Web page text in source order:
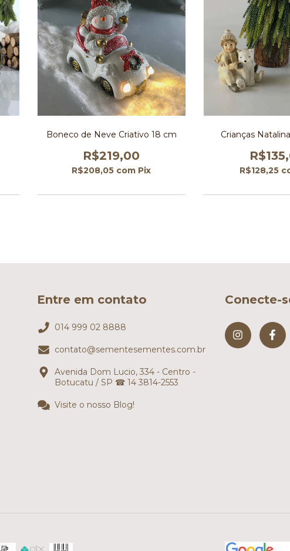
Boneco de Neve Criativo 18 cm
R$219,00
R$208,05 com Pix
Crianças
R$128,25
Entre em contato
014 999 02 8888
contato@sementesementes.com.br
Avenida Dom Lucio, 334 - Centro -
Botucatu / SP ☎ 14 3814-2553
Visite o nosso Blog!
Conecte-